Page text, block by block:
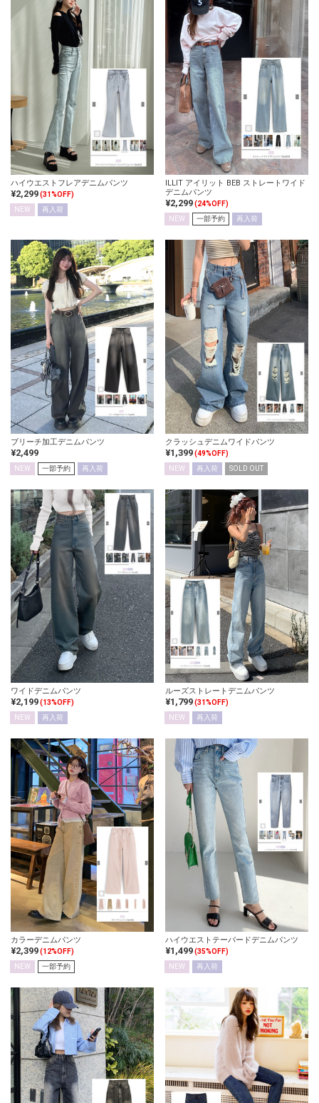
ハイウエストフレアデニムパンツ
¥2,299(31%OFF)
NEW
再入荷
ILLIT アイリット BEB ストレートワイド
デニムパンツ
¥2,299(24%OFF)
NEW
一部予約 再入荷
ブリーチ加工デニムパンツ
¥2,499
NEW 一部予約 再入荷
クラッシュデニムワイドパンツ
¥1,399(49%OFF)
NEW
再入荷 SOLD OUT
ワイドデニムパンツ
¥2,199(13%OFF)
NEW
再入荷
ルーズストレートデニムパンツ
¥1,799(31%OFF)
NEW
再入荷
カラーデニムパンツ
¥2,399(12%OFF)
NEW
一部予約
ハイウエストテーパードデニムパンツ
¥1,499(35%OFF)
NEW
再入荷